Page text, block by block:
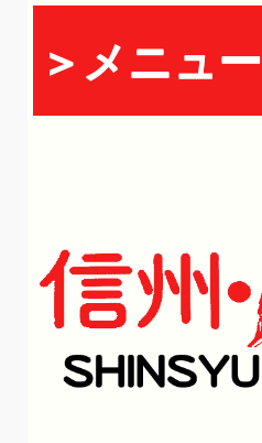
＞メニュー